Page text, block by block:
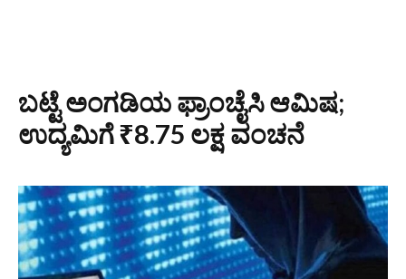
ಬಟ್ಟೆ ಅಂಗಡಿಯ ಫ್ರಾಂಚೈಸಿ ಆಮಿಷ;
ಉದ್ಯಮಿಗೆ ₹8.75 ಲಕ್ಷ ವಂಚನೆ